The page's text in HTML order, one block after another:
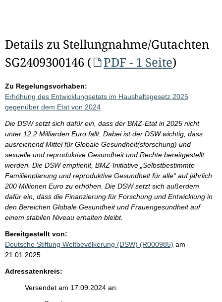
Details zu Stellungnahme/Gutachten
SG2409300146 (
PDF - 1 Seite)
Zu Regelungsvorhaben:
Erhöhung des Entwicklungsetats im Haushaltsgesetz 2025
gegenüber dem Etat von 2024
Die DSW setzt sich dafür ein, dass der BMZ-Etat in 2025 nicht
unter 12,2 Milliarden Euro fällt. Dabei ist der DSW wichtig, dass
ausreichend Mittel für Globale Gesundheit(sforschung) und
sexuelle und reproduktive Gesundheit und Rechte bereitgestellt
werden. Die DSW empfiehlt, BMZ-Initiative „Selbstbestimmte
Familienplanung und reproduktive Gesundheit für alle“ auf jährlich
200 Millionen Euro zu erhöhen. Die DSW setzt sich außerdem
dafür ein, dass die Finanzierung für Forschung und Entwicklung in
den Bereichen Globale Gesundheit und Frauengesundheit auf
einem stabilen Niveau erhalten bleibt.
Bereitgestellt von:
Deutsche Stiftung Weltbevölkerung (DSW) (R000985) am
21.01.2025
Adressatenkreis:
Versendet am 17.09.2024 an: